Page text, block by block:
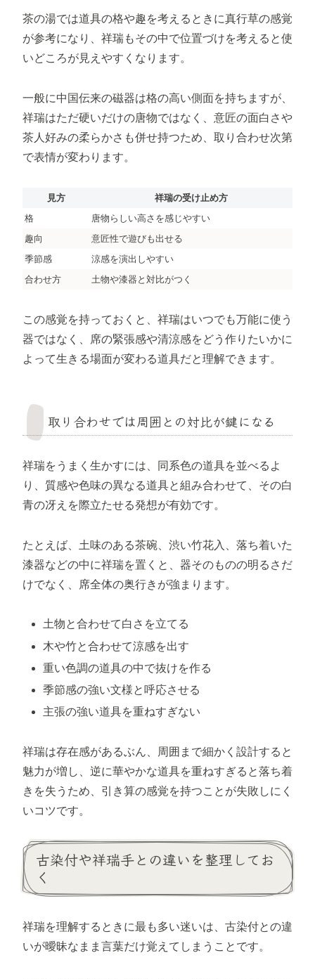
茶の湯では道具の格や趣を考えるときに真行草の感覚
が参考になり、祥瑞もその中で位置づけを考えると使
いどころが見えやすくなります。
一般に中国伝来の磁器は格の高い側面を持ちますが、
祥瑞はただ硬いだけの唐物ではなく、意匠の面白さや
茶人好みの柔らかさも併せ持つため、取り合わせ次第
で表情が変わります。
見方
祥瑞の受け止め方
格
唐物らしい高さを感じやすい
趣向
意匠性で遊びも出せる
季節感
涼感を演出しやすい
合わせ方
土物や漆器と対比がつく
この感覚を持っておくと、祥瑞はいつでも万能に使う
器ではなく、席の緊張感や清涼感をどう作りたいかに
よって生きる場面が変わる道具だと理解できます。
取り合わせでは周囲との対比が鍵になる
祥瑞をうまく生かすには、同系色の道具を並べるよ
り、質感や色味の異なる道具と組み合わせて、その白
青の冴えを際立たせる発想が有効です。
たとえば、土味のある茶碗、渋い竹花入、落ち着いた
漆器などの中に祥瑞を置くと、器そのものの明るさだ
けでなく、席全体の奥行きが強まります。
土物と合わせて白さを立てる
木や竹と合わせて涼感を出す
重い色調の道具の中で抜けを作る
季節感の強い文様と呼応させる
主張の強い道具を重ねすぎない
祥瑞は存在感があるぶん、周囲まで細かく設計すると
魅力が増し、逆に華やかな道具を重ねすぎると落ち着
きを失うため、引き算の感覚を持つことが失敗しにく
いコツです。
古染付や祥瑞手との違いを整理してお
く
祥瑞を理解するときに最も多い迷いは、古染付との違
いが曖昧なまま言葉だけ覚えてしまうことです。